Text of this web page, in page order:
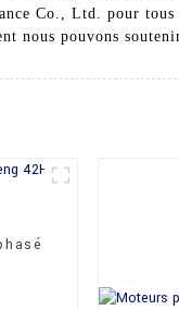
Co., Ltd. pour
nous pouvons